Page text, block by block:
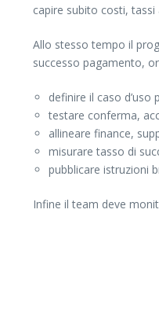
capire subito costi, tassi
Allo stesso tempo il
successo pagamento,
definire il caso
testare conferma,
allineare finance,
misurare tasso di
pubblicare istruzioni
Infine il team deve